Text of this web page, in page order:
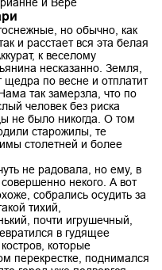
и Вере
но обычно, как
и расстает вся эта белая
к веселому
несказанно. Земля,
щедра по весне и отплатит
так замерзла, что по
человек без риска
не было никогда. О том
старожилы, те
столетней и более
не радовала, но ему, в
некого. А вот
собрались осудить за
тихий,
почти игрушечный,
в гудящее
которые
перекрестке, поднимался